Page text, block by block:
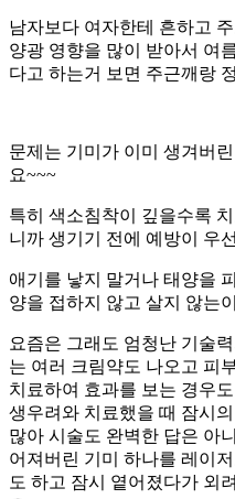
남자보다 여자한테 흔하고
양광 영향을 많이 받아서 여
다고 하는거 보면 주근깨랑
문제는 기미가 이미 생겨버
요~~~
특히 색소침착이 깊을수록
니까 생기기 전에 예방이 우
애기를 낳지 말거나 태양을
양을 접하지 않고 살지 않는
요즘은 그래도 엄청난 기술
는 여러 크림약도 나오고 피
치료하여 효과를 보는 경우
생우려와 치료했을 때 잠시
많아 시술도 완벽한 답은 아
어져버린 기미 하나를 레이
도 하고 잠시 옅어졌다가 외